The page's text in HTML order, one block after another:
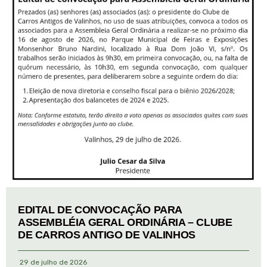
EDITAL DE CONVOCAÇÃO PARA
ASSEMBLÉIA GERAL ORDINÁRIA – CLUBE
DE CARROS ANTIGO DE VALINHOS
29 de julho de 2026